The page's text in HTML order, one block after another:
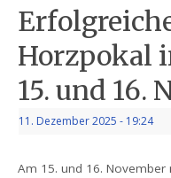
Horzpokal
15. und 16.
11. Dezember 2025 - 19:24
Am 15. und 16.